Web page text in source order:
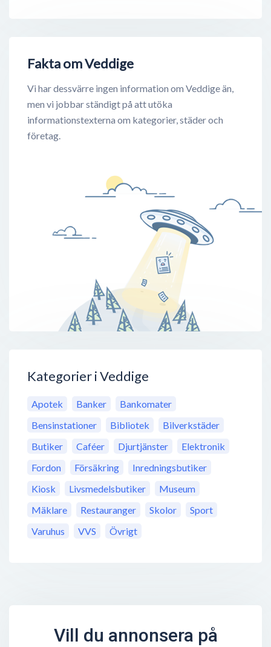
Fakta om Veddige
Vi har dessvärre ingen information om Veddige än,
men vi jobbar ständigt på att utöka
informationstexterna om kategorier, städer och
företag.
Kategorier i Veddige
Apotek Banker
Bankomater
Bensinstationer
Bibliotek
Bilverkstäder
Butiker
Caféer Djurtjänster
Elektronik
Fordon
Försäkring
Inredningsbutiker
Kiosk
Livsmedelsbutiker
Museum
Mäklare
Restauranger Skolor
Sport
Varuhus
VVS Övrigt
Vill du annonsera på